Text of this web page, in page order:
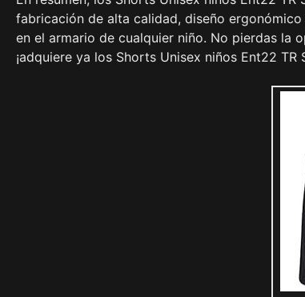
fabricación de alta calidad, diseño
en el armario de cualquier niño. No pierdas la
¡adquiere ya los Shorts Unisex niños Ent22